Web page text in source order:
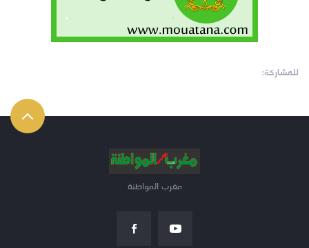
للمشاركة:
مغرب المواطنة